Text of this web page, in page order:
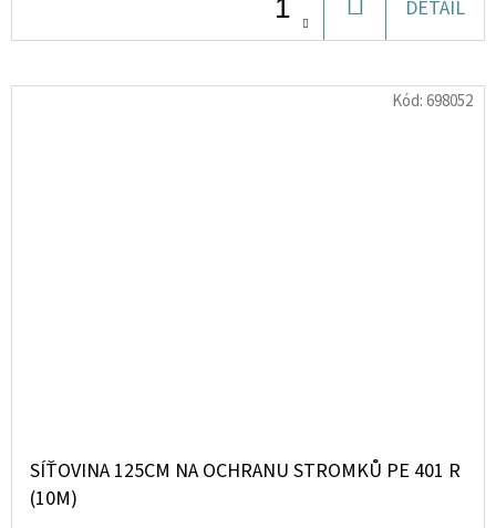
KOŠÍKU
DETAIL
SÍŤOVINA 125CM NA OCHRANU STROMKŮ PE 401 R
(10M)
Kód:698052